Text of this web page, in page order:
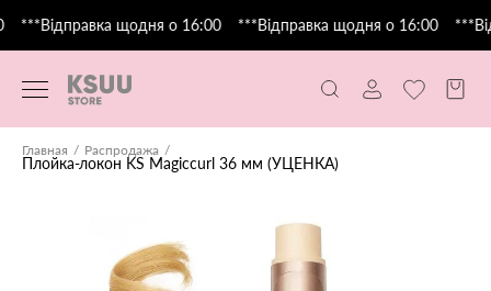
***Відправка щодня о 16:00 ***Відправка щодня о 16:00
Главная Распродажа
Плойка-локон KS Magiccurl 36 мм (УЦЕНКА)